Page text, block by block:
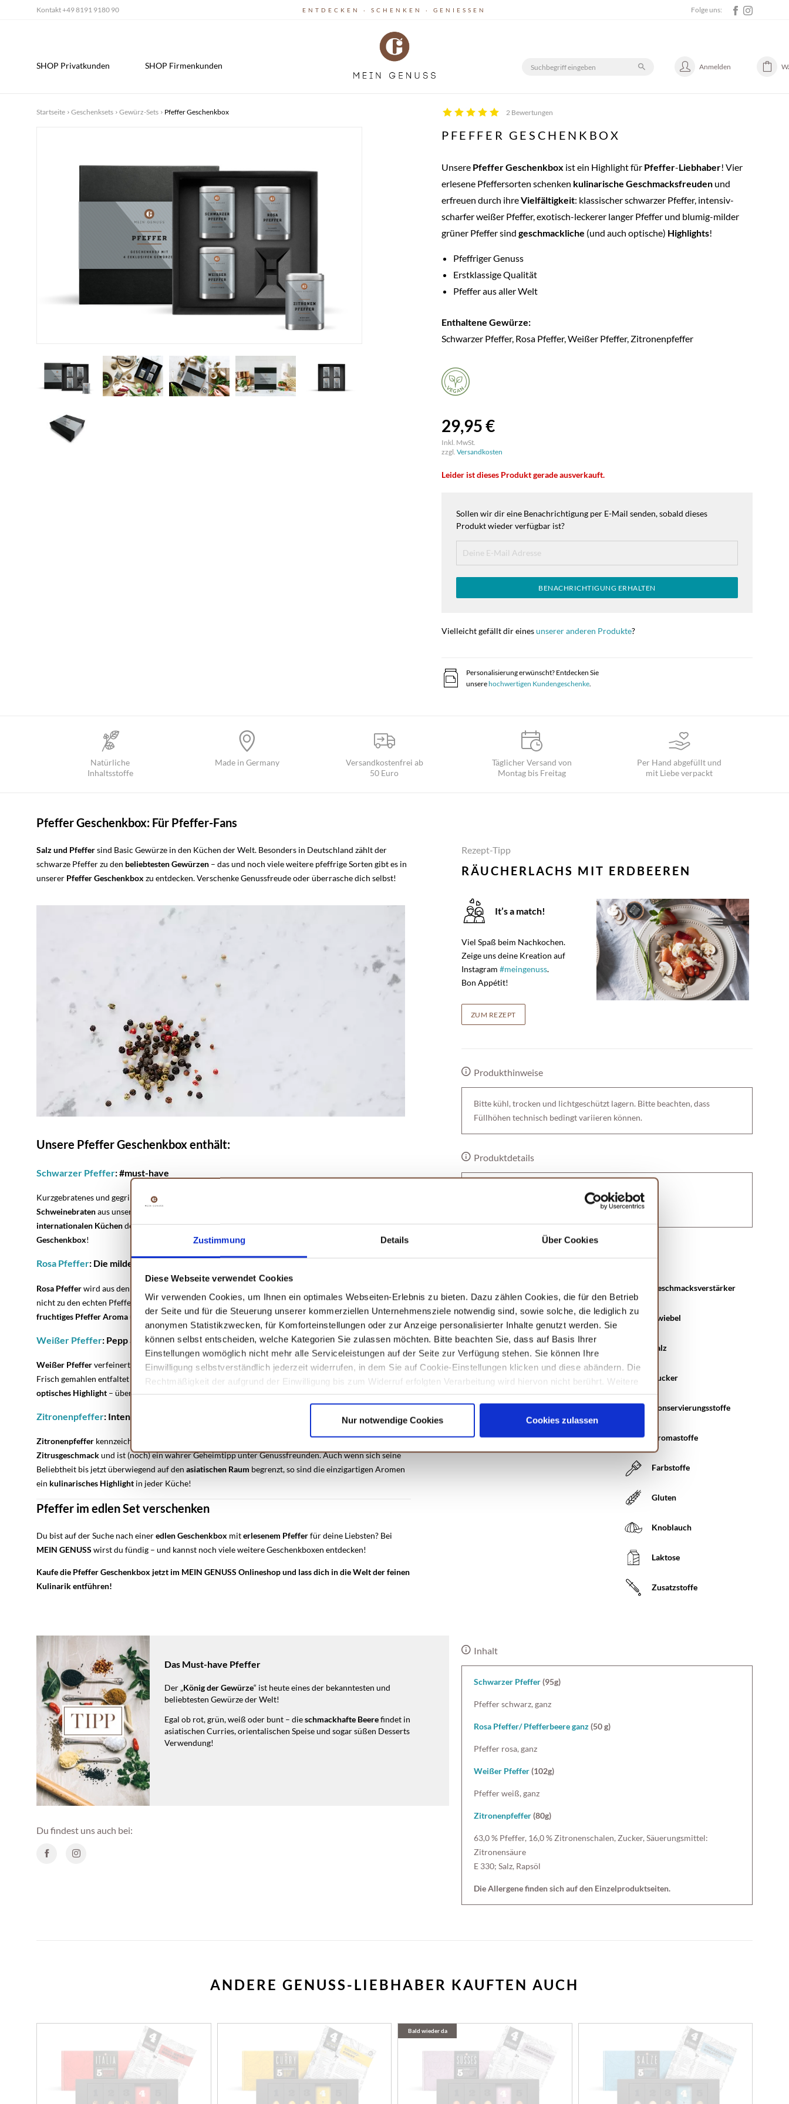
Zustimmung Details Über Cookies
Diese Webseite verwendet Cookies
Wir verwenden Cookies, um Ihnen ein optimales Webseiten-Erlebnis zu bieten. Dazu zählen Cookies, die für den Betrieb
der Seite und für die Steuerung unserer kommerziellen Unternehmensziele notwendig sind, sowie solche, die lediglich zu
anonymen Statistikzwecken, für Komforteinstellungen oder zur Anzeige personalisierter Inhalte genutzt werden. Sie
können selbst entscheiden, welche Kategorien Sie zulassen möchten. Bitte beachten Sie, dass auf Basis Ihrer
Einstellungen womöglich nicht mehr alle Serviceleistungen auf der Seite zur Verfügung stehen. Sie können Ihre
Einwilligung selbstverständlich jederzeit widerrufen, in dem Sie auf Cookie-Einstellungen klicken und diese abändern. Die
Rechtmäßigkeit der aufgrund der Einwilligung bis zum Widerruf erfolgten Verarbeitung wird hiervon nicht berührt. Weitere
Informationen finden Sie in unserenDatenschutzhinweisen.
Nur notwendige Cookies Cookies zulassen
Kontakt+49 8191 9180 90 ENTDECKEN · SCHENKEN · GENIESSEN Folge uns:
SHOP Privatkunden SHOP Firmenkunden Anmelden
Startseite Geschenksets Gewürz-Sets Pfeffer Geschenkbox 2 Bewertungen
PFEFFER GESCHENKBOX
Unsere Pfeffer Geschenkbox ist ein Highlight für Pfeffer-Liebhaber! Vier
erlesene Pfeffersorten schenken kulinarische Geschmacksfreuden und
erfreuen durch ihreVielfältigkeit: klassischer schwarzer Pfeffer, intensiv-
scharfer weißer Pfeffer, exotisch-leckerer langer Pfeffer und blumig-milder
grüner Pfeffer sind geschmackliche (und auch optische) Highlights!
Pfeffriger Genuss
Erstklassige Qualität
Pfeffer aus aller Welt
Enthaltene Gewürze:
Schwarzer Pfeffer, Rosa Pfeffer, Weißer Pfeffer, Zitronenpfeffer
29,95 €
Inkl. MwSt.
zzgl. Versandkosten
Leider ist dieses Produkt gerade ausverkauft.
Sollen wir dir eine Benachrichtigung per E-Mail senden, sobald dieses
Produkt wieder verfügbar ist?
BENACHRICHTIGUNG ERHALTEN
Vielleicht gefällt dir einesunserer anderen Produkte?
Personalisierung erwünscht? Entdecken Sie
unserehochwertigen Kundengeschenke.
Natürliche
Inhaltsstoffe
Made in Germany
Versandkostenfrei ab
50 Euro
Täglicher Versand von
Montag bis Freitag
Per Hand abgefüllt und
mit Liebe verpackt
Pfeffer Geschenkbox: Für Pfeffer-Fans
Salzund Pfeffersind Basic Gewürze in den Küchen der Welt. Besonders in Deutschland zählt der
schwarze Pfeffer zu den beliebtestenGewürzen – das und noch viele weitere pfeffrige Sorten gibt es in
unserer Pfeffer Geschenkbox zu entdecken. Verschenke Genussfreude oder überrasche dich selbst!
Unsere Pfeffer Geschenkbox enthält:
Schwarzer Pfeffer: #must-have
Kurzgebratenes und gegrilltes Fleisch nach
Schweinebratenaus unserem Heimatland – kaum ein Gewürz findet so vielfältige Verwendung in den
internationalen Küchender Welt wie der schwarze Pfeffer. Ein#must-havein unseremPfeffer
Geschenkbox!
Rosa Pfeffer: Die milde Pfeffer-Variante
Rosa Pfefferwird aus den
nicht zu den echten Pfefferbeeren zählt, beigeistert diese Beere durch ein besonders frischesund fein-
fruchtiges Pfeffer Aromaund ist im Vergleich zu den anderen Pfeffersortensüß-mildim Geschmack.
Weißer Pfeffer: Pepp auf den Teller
Weißer Pfefferverfeinert mitintensiverSchärfebesondershelle Gerichtewie Saucen und Dressings.
Frisch gemahlen entfaltet sich der volle Geschmack des Kornes und bildet ein geschmackliches sowie
optisches Highlight – über hellen Pasta-Gerichten, Salaten und warm-würzigen Suppen.
Zitronenpfeffer: Intensive Schärfe mit Zitrusnote
Zitronenpfeffer kennzeichnet sich durch seinen
süßlichen, und säuerlich erfrischendem
Zitrusgeschmackund ist (noch) ein wahrer Geheimtipp unter Genussfreunden. Auch wenn sich seine
Beliebtheit bis jetzt überwiegend auf den asiatischen Raum begrenzt, so sind die einzigartigen Aromen
ein kulinarisches Highlight in jeder Küche!
Pfeffer im edlen Set verschenken
Du bist auf der Suche nach eineredlenGeschenkbox miterlesenem Pfefferfür deine Liebsten? Bei
MEIN GENUSS wirst du fündig – und kannst noch viele weitere Geschenkboxen entdecken!
Kaufe die Pfeffer Geschenkbox jetzt im MEIN GENUSS Onlineshop und lass dich in die Welt der feinen
Kulinarik entführen!
Das Must-have Pfeffer
Der „König der Gewürze“ ist heute eines der bekanntesten und
beliebtesten Gewürze der Welt!
Egal ob rot, grün, weiß oder bunt – dieschmackhafte Beerefindet in
asiatischen Curries, orientalischen Speise und sogar süßen Desserts
Verwendung!
Du findest uns auch bei:
Rezept-Tipp
RÄUCHERLACHS MIT ERDBEEREN
It’s a match!
Viel Spaß beim Nachkochen.
Zeige uns deine Kreation auf
Instagram #meingenuss.
Bon Appétit!
ZUM REZEPT
Produkthinweise
Bitte kühl, trocken und lichtgeschützt lagern. Bitte beachten, dass
Füllhöhen technisch bedingt variieren können.
Produktdetails
Weißer Pfeffer, Zitronenpfeffer
Geschmacksverstärker
Zwiebel
Salz
Zucker
Konservierungsstoffe
Aromastoffe
Farbstoffe
Gluten
Knoblauch
Laktose
Zusatzstoffe
Inhalt
Schwarzer Pfeffer(95g)
Pfeffer schwarz, ganz
Rosa Pfeffer/ Pfefferbeere ganz(50 g)
Pfeffer rosa, ganz
Weißer Pfeffer(102g)
Pfeffer weiß, ganz
Zitronenpfeffer(80g)
63,0 % Pfeffer, 16,0 % Zitronenschalen, Zucker, Säuerungsmittel:
Zitronensäure
E 330; Salz, Rapsöl
Die Allergene finden sich auf den Einzelproduktseiten.
ANDERE GENUSS-LIEBHABER KAUFTEN AUCH
Bald wieder da